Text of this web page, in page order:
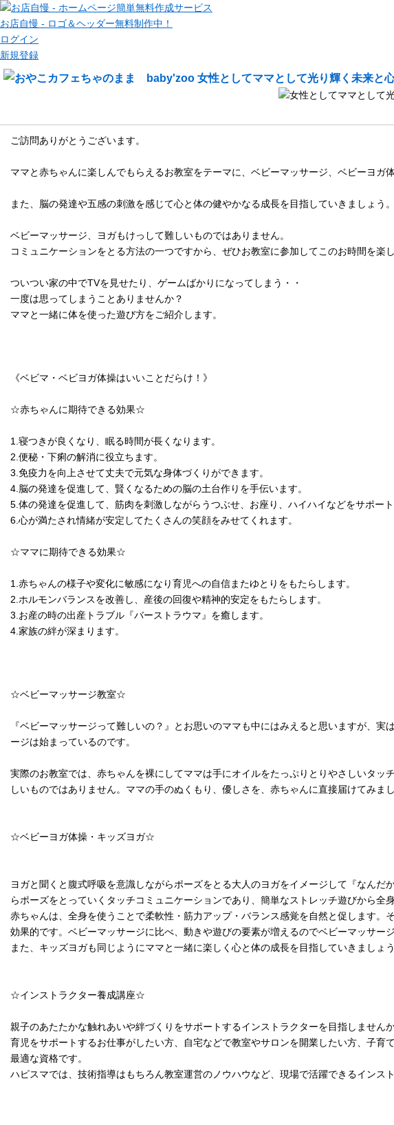
お店自慢 - ロゴ＆ヘッダー無料制作中！
ログイン
新規登録
ご訪問ありがとうございます。
ママと赤ちゃんに楽しんでもらえるお教室をテーマに、ベビーマッサージ、ベビーヨ
また、脳の発達や五感の刺激を感じて心と体の健やかなる成長を目指していきましょう。
ベビーマッサージ、ヨガもけっして難しいものではありません。
コミュニケーションをとる方法の一つですから、ぜひお教室に参加してこのお時間を楽
ついつい家の中でTVを見せたり、ゲームばかりになってしまう・・
一度は思ってしまうことありませんか？
ママと一緒に体を使った遊び方をご紹介します。
《ベビマ・ベビヨガ体操はいいことだらけ！》
☆赤ちゃんに期待できる効果☆
1.寝つきが良くなり、眠る時間が長くなります。
2.便秘・下痢の解消に役立ちます。
3.免疫力を向上させて丈夫で元気な身体づくりができます。
4.脳の発達を促進して、賢くなるための脳の土台作りを手伝います。
5.体の発達を促進して、筋肉を刺激しながらうつぶせ、お座り、ハイハイなどをサポート
6.心が満たされ情緒が安定してたくさんの笑顔をみせてくれます。
☆ママに期待できる効果☆
1.赤ちゃんの様子や変化に敏感になり育児への自信またゆとりをもたらします。
2.ホルモンバランスを改善し、産後の回復や精神的安定をもたらします。
3.お産の時の出産トラブル『バーストラウマ』を癒します。
4.家族の絆が深まります。
☆ベビーマッサージ教室☆
『ベビーマッサージって難しいの？』とお思いのママも中にはみえると思いますが、
ージは始まっているのです。
実際のお教室では、赤ちゃんを裸にしてママは手にオイルをたっぷりとりやさしいタ
しいものではありません。ママの手のぬくもり、優しさを、赤ちゃんに直接届けてみまし
☆ベビーヨガ体操・キッズヨガ☆
ヨガと聞くと腹式呼吸を意識しながらポーズをとる大人のヨガをイメージして『なん
らポーズをとっていくタッチコミュニケーションであり、簡単なストレッチ遊びから全
赤ちゃんは、全身を使うことで柔軟性・筋力アップ・バランス感覚を自然と促します
効果的です。ベビーマッサージに比べ、動きや遊びの要素が増えるのでベビーマッサー
また、キッズヨガも同じようにママと一緒に楽しく心と体の成長を目指していきましょ
☆インストラクター養成講座☆
親子のあたたかな触れあいや絆づくりをサポートするインストラクターを目指しません
育児をサポートするお仕事がしたい方、自宅などで教室やサロンを開業したい方、子
最適な資格です。
ハピスマでは、技術指導はもちろん教室運営のノウハウなど、現場で活躍できるイン